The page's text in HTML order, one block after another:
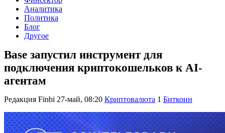
Аналитика
Политика
Блог
Другое
Base запустил инструмент для
подключения криптокошельков к AI-
агентам
Редакция Finbi 27-май, 08:20 Криптовалюта 1 Биткоин